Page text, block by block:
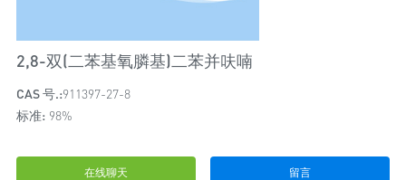
2,8-双(二苯基氧膦基)二苯并呋喃
CAS 号.:911397-27-8
标准: 98%
在线聊天 留言